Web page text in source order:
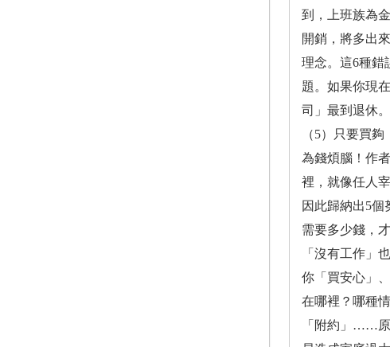
到，上班族為
開銷，將多出
理念。這6種錯
題。如果你現
司」最到退休
（5）只要買
為錢煩腦！作
裡，就像任人
因此歸納出5
需要多少錢，
「沒有工作」
你「買安心」
在哪裡？哪種
「附約」……